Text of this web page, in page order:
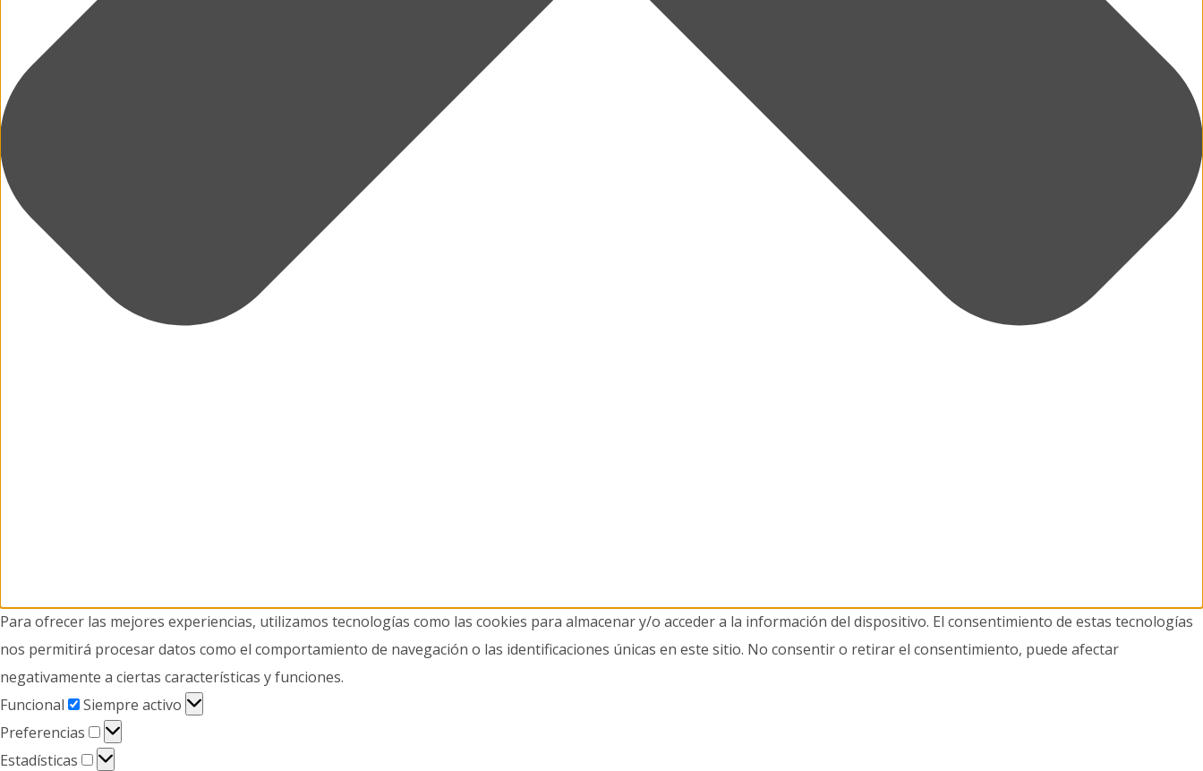
Para ofrecer las mejores experiencias, utilizamos tecnologías como las cookies para almacenar y/o acceder a la información del dispositivo. El consentimiento de estas tecnologías
nos permitirá procesar datos como el comportamiento de navegación o las identificaciones únicas en este sitio. No consentir o retirar el consentimiento, puede afectar
negativamente a ciertas características y funciones.
Funcional
Funcional
Siempre activo
Preferencias
Preferencias
Estadísticas
Estadísticas